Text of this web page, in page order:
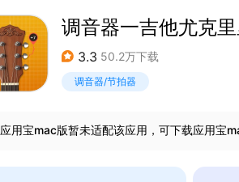
调音器一吉他尤克里
3.3 50.2万下载
调音器/节拍器
应用宝mac版暂未适配该应用，可下载应用宝